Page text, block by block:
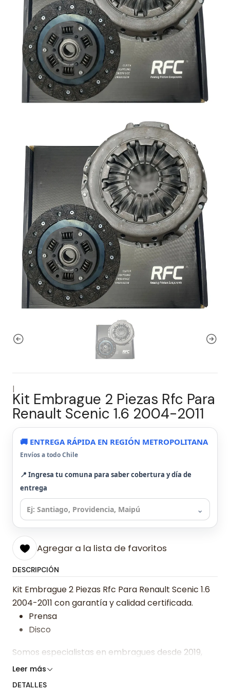
|
Kit Embrague 2 Piezas Rfc Para
Renault Scenic 1.6 2004-2011
🚚 ENTREGA RÁPIDA EN REGIÓN METROPOLITANA
Envíos a todo Chile
📍 Ingresa tu comuna para saber cobertura y día de
entrega
⌄
Agregar a la lista de favoritos
DESCRIPCIÓN
Kit Embrague 2 Piezas Rfc Para Renault Scenic 1.6
2004-2011 con garantía y calidad certificada.
Prensa
Disco
Somos especialistas en embragues desde 2019,
ofreciendo precios bajos y asesoría experta.
Despacharemos el producto con transportista en
Leer más
DETALLES